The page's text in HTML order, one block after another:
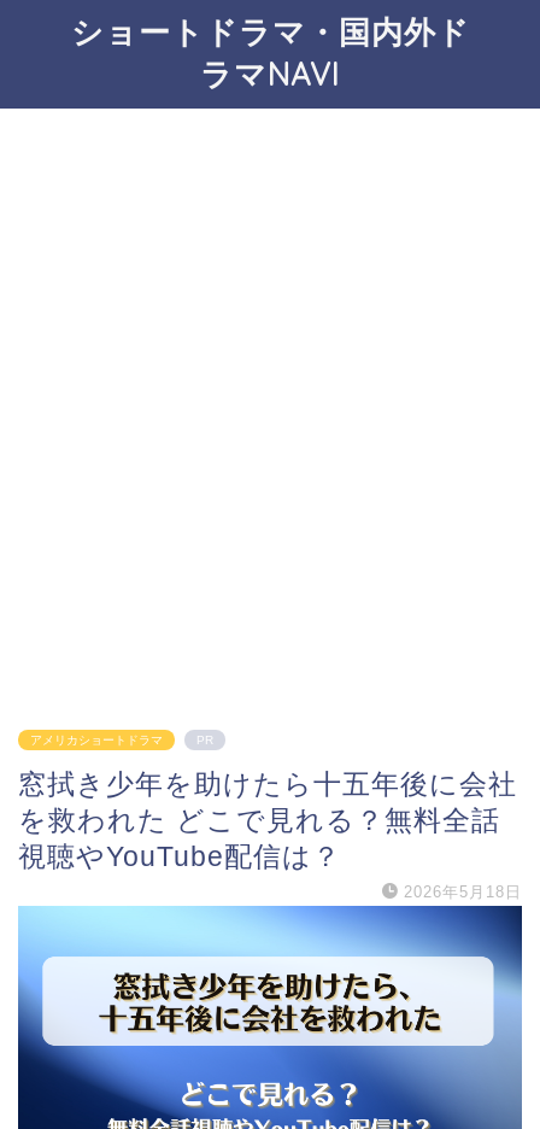
ショートドラマ・国内外ド
ラマNAVI
アメリカショートドラマ PR
窓拭き少年を助けたら十五年後に会社
を救われた どこで見れる？無料全話
視聴やYouTube配信は？
2026年5月18日